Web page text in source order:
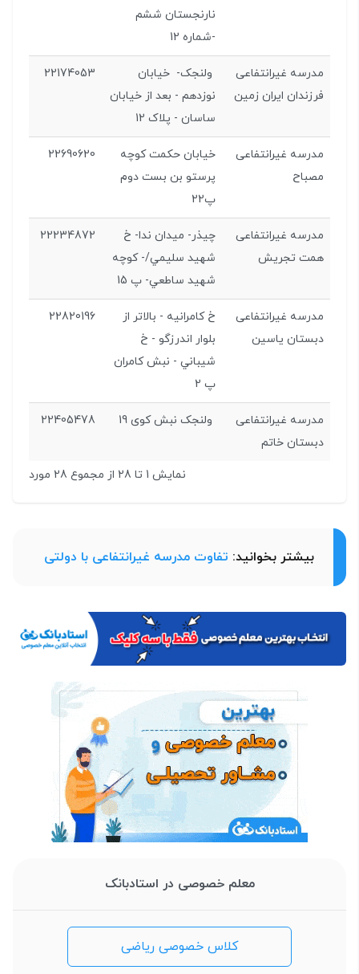
نارنجستان ششم
-شماره 12
مدرسه غیرانتفاعی
فرزندان ایران زمین
ولنجک- خيابان
نوزدهم - بعد از خيابان
ساسان - پلاک 12
22174053
مدرسه غیرانتفاعی
مصباح
خيابان حکمت کوچه
پرستو بن بست دوم
پ22
22690620
مدرسه غیرانتفاعی
همت تجریش
چيذر- میدان ندا- خ
شهید سليمي/- کوچه
شهید ساطعي- پ 15
22234872
مدرسه غیرانتفاعی
دبستان یاسین
خ کامرانيه - بالاتر از
بلوار اندرزگو - خ
شيباني - نبش کامران
پ 2
22820196
مدرسه غیرانتفاعی
دبستان خاتم
ولنجک نبش کوی 19 22405478
نمایش 1 تا 28 از مجموع 28 مورد
بیشتر بخوانید: تفاوت مدرسه غیرانتفاعی با دولتی
معلم خصوصی در استادبانک
کلاس خصوصی ریاضی